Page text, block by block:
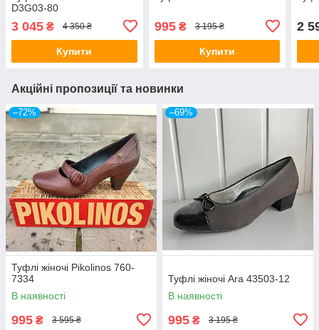
D3G03-80
3 045 ₴ 4 350 ₴
Купити
995₴ 3 195 ₴
Купити
2
Акційні пропозиції та новинки
–72%
Туфлі жіночі Pikolinos 760-
7334
В наявності
995 ₴ 3 595 ₴
–69%
Туфлі жіночі Ara 43503-12
В наявності
995 ₴ 3 195 ₴